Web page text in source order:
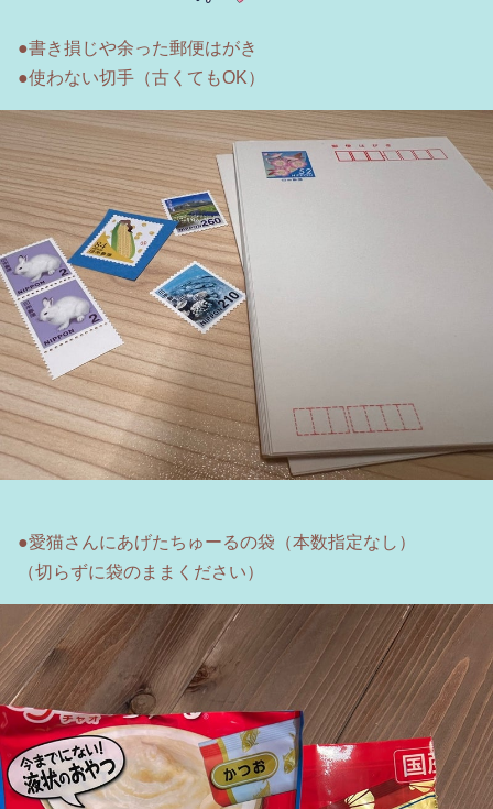
●書き損じや余った郵便はがき
●使わない切手（古くてもOK）
●愛猫さんにあげたちゅーるの袋（本数指定なし）
（切らずに袋のままください）